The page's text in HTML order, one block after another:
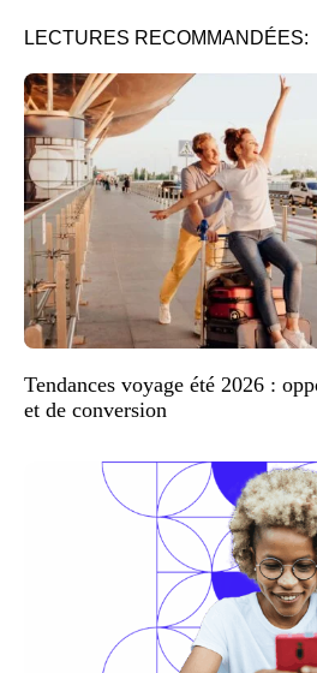
LECTURES RECOMMANDÉES:
Tendances voyage été 2026 :
et de conversion